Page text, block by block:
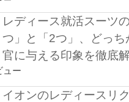
レディース就活スーツ
つ」と「2つ」、どっ
官に与える印象を徹底
ュー
イオンのレディースリ